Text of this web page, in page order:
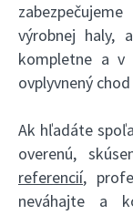
výrobnej haly,
kompletne a v
ovplyvnený chod
Ak hľadáte
overenú,
referencií,
neváhajte a